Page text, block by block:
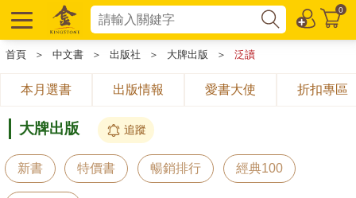
0
首頁 ＞ 中文書 ＞ 出版社 ＞ 大牌出版 ＞ 泛讀
本月選書 出版情報 愛書大使 折扣專區
大牌出版 追蹤
新書 特價書 暢銷排行 經典100